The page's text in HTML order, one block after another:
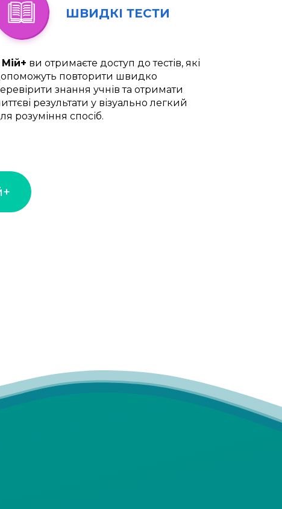
ШВИДКІ ТЕСТИ
Мій+ ви отримаєте доступ до тестів, які
повторити швидко
знання учнів та отримати
результати у візуально легкий
розуміння спосіб.